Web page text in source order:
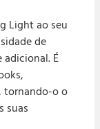
Light ao seu
de
É
tornando-o o
suas